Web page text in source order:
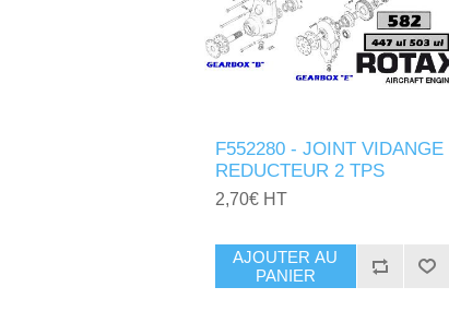
F552280 - JOINT VIDANGE
REDUCTEUR 2 TPS
2,70€ HT
AJOUTER AU
PANIER